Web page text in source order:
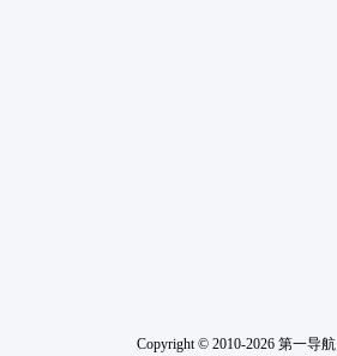
Copyright © 2010-2026 第一导航